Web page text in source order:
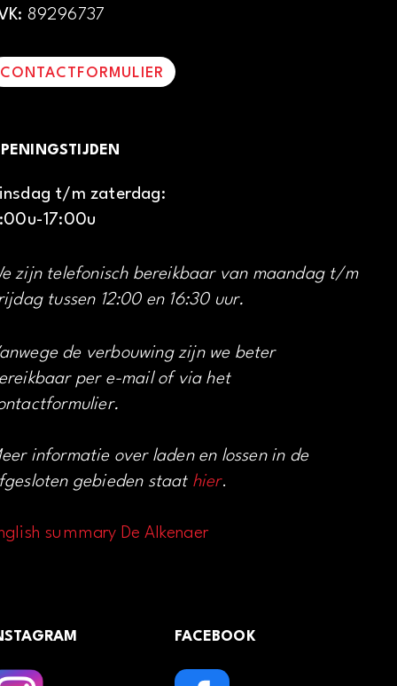
89296737
CONTACTFORMULIER
t/m zaterdag:
17:00u
zijn telefonisch bereikbaar van maandag t/m
tussen 12:00 en 16:30 uur.
de verbouwing zijn we beter
per e-mail of via het
informatie over laden en lossen in de
gebieden staat hier.
summary De Alkenaer
FACEBOOK